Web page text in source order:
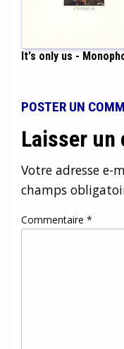
It's only us -
POSTER UN
Laisser un
Votre adresse e-
champs
Commentaire *